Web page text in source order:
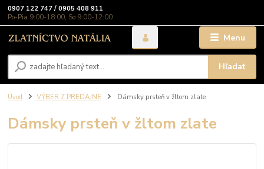
Menu
Hľadať
0907 122 747 / 0905 408 911
Po-Pia 9:00-18:00, So 9:00-12:00
Úvod VÝBER Z PREDAJNE Dámsky prsteň v žltom zlate
Dámsky prsteň v žltom zlate